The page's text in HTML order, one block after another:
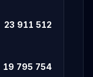
23 911 512
19 795 754